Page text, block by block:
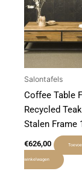
Salontafels
Coffee Table
Recycled
Stalen Frame
€626,00
winkelwagen